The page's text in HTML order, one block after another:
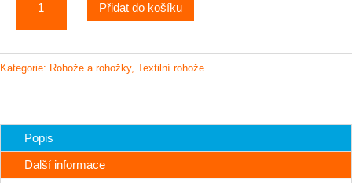
standardní
textilní
podkladu
(vnitřní)
Přidat do košíku
Kategorie: Rohože a rohožky, Textilní rohože
Popis
Další informace